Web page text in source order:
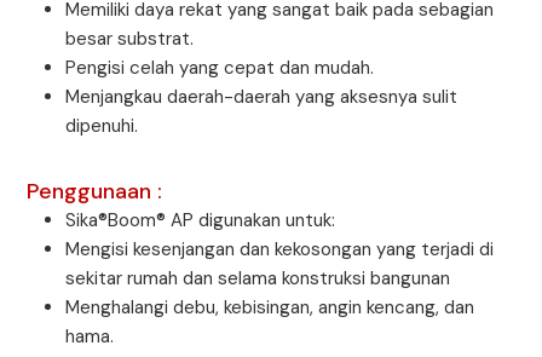
Memiliki daya rekat yang sangat baik pada sebagian
besar substrat.
Pengisi celah yang cepat dan mudah.
Menjangkau daerah-daerah yang aksesnya sulit
dipenuhi.
Penggunaan :
Sika®Boom® AP digunakan untuk:
Mengisi kesenjangan dan kekosongan yang terjadi di
sekitar rumah dan selama konstruksi bangunan
Menghalangi debu, kebisingan, angin kencang, dan
hama.